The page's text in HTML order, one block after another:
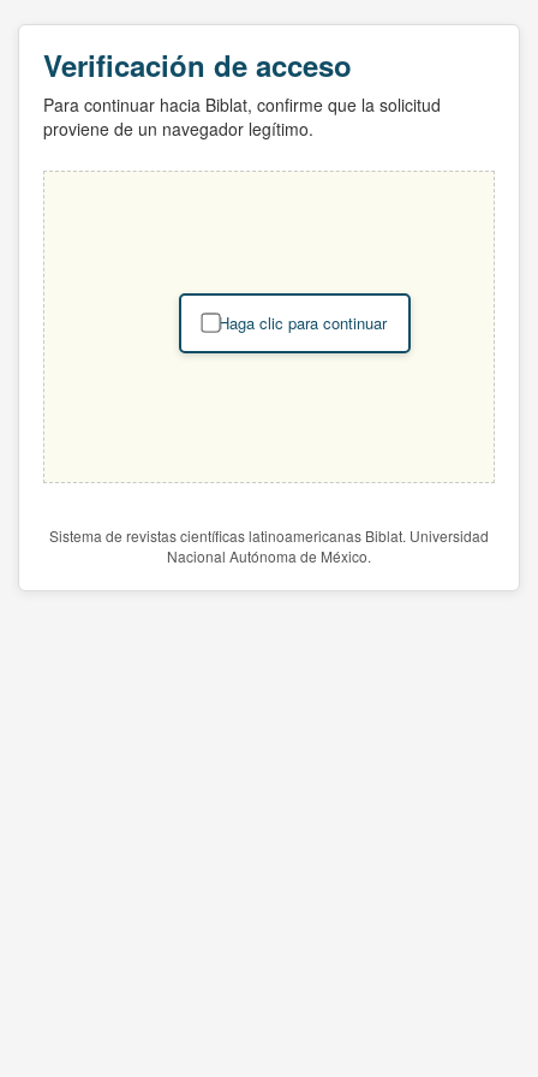
Verificación de acceso
Para continuar hacia Biblat, confirme que la solicitud
proviene de un navegador legítimo.
Haga clic para continuar
Sistema de revistas científicas latinoamericanas Biblat. Universidad
Nacional Autónoma de México.